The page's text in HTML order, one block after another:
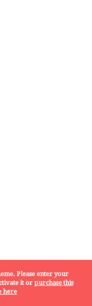
Please enter your
it or purchase this
here